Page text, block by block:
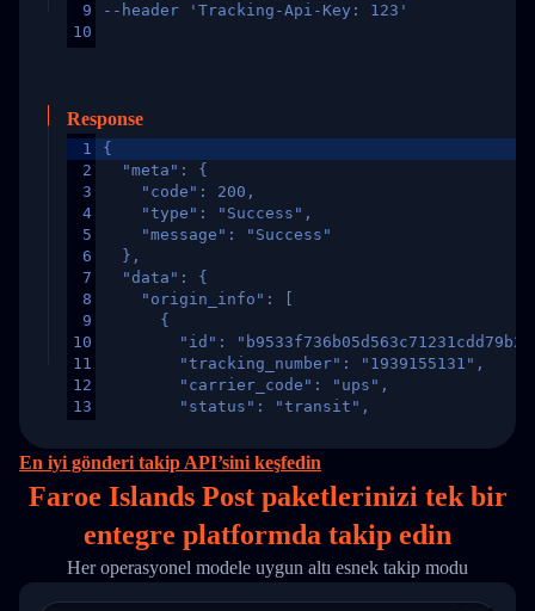
9
10
--header 'Tracking-Api-Key: 123'
Response
1
2
3
4
5
6
7
8
9
10
11
12
13
16
17
19
20
21
22
{
  "meta": {
    "code": 200,
    "type": "Success",
    "message": "Success"
  },
  "data": {
    "origin_info": [
      {
"id":
        "tracking_number": "1939155131",
        "carrier_code": "ups",
        "status": "transit",
        "itemTimeLength": 2,
        "weblink": "",
        "phone": null,
        "trackinfo": [
          {
            "Date": "2017-03-08 04: 22: 00",
"StatusDescription": "Departed
En iyi gönderi takip API’sini keşfedin
Faroe Islands Post paketlerinizi tekbir
entegre platformda takip edin
Her operasyonel modele uygun altı esnek takip modu